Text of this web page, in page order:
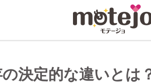
決定的な違いとは